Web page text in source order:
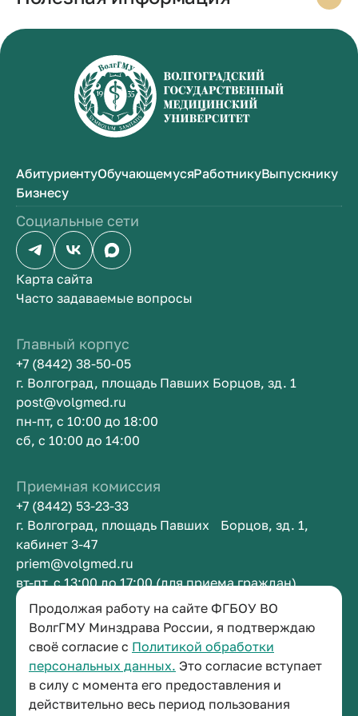
Продолжая работу на сайте ФГБОУ ВО
ВолгГМУ Минздрава России, я подтверждаю
своё согласие с Политикой обработки
персональных данных. Это согласие вступает
в силу с момента его предоставления и
действительно весь период пользования
АбитуриентуОбучающемусяРаботникуВыпускнику
Бизнесу
Социальные сети
Карта сайта
Часто задаваемые вопросы
Главный корпус
+7 (8442) 38-50-05
г. Волгоград, площадь Павших Борцов, зд. 1
post@volgmed.ru
пн-пт, с 10:00 до 18:00
сб, с 10:00 до 14:00
Приемная комиссия
+7 (8442) 53-23-33
г. Волгоград, площадь Павших Борцов, зд. 1,
кабинет 3-47
priem@volgmed.ru
вт-пт, с 13:00 до 17:00 (для приема граждан)
Приемная ректора
+7 (8442) 38-50-05
г. Волгоград, площадь Павших Борцов, зд. 1,
кабинет 3-11
post@volgmed.ru